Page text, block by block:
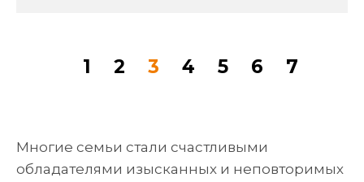
Нумерация
Page
1 Page
2
Current
3 Page
4 Page
5 Page
6 Page
7
Многие семьи стали счастливыми
обладателями изысканных и неповторимых